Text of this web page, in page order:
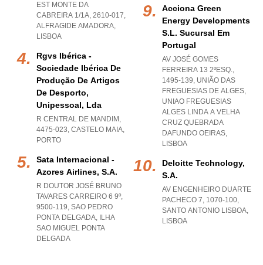
EST MONTE DA
CABREIRA 1/1A, 2610-017,
ALFRAGIDE AMADORA,
LISBOA
Rgvs Ibérica -
Sociedade Ibérica De
Produção De Artigos
De Desporto,
Unipessoal, Lda
R CENTRAL DE MANDIM,
4475-023, CASTELO MAIA,
PORTO
Sata Internacional -
Azores Airlines, S.a.
R DOUTOR JOSÉ BRUNO
TAVARES CARREIRO 6 9º,
9500-119, SAO PEDRO
PONTA DELGADA, ILHA
SAO MIGUEL PONTA
DELGADA
Acciona Green
Energy Developments
S.l. Sucursal Em
Portugal
AV JOSÉ GOMES
FERREIRA 13 2ºESQ.,
1495-139, UNIÃO DAS
FREGUESIAS DE ALGES,
UNIAO FREGUESIAS
ALGES LINDA A VELHA
CRUZ QUEBRADA
DAFUNDO OEIRAS,
LISBOA
Deloitte Technology,
S.a.
AV ENGENHEIRO DUARTE
PACHECO 7, 1070-100,
SANTO ANTONIO LISBOA,
LISBOA